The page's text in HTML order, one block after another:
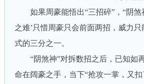
如果周豪能悟出“三招碎”，“阴煞
之难’只惜周豪只会前面两招，威力
式的三分之一。
“阴煞神”对拆数招之后，已知如
命在阔豪之手，当下“抢攻一掌，又扣